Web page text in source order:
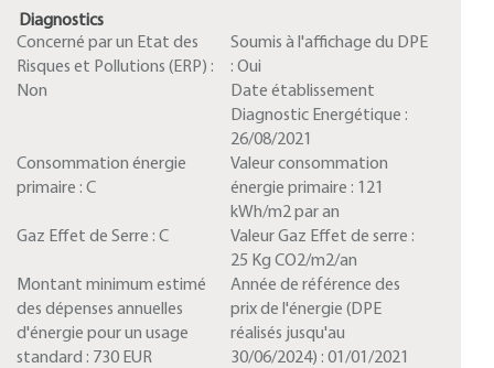
Diagnostics
Concerné par un Etat des
Risques et Pollutions (ERP) :
Non
Soumis à l'affichage du DPE
: Oui
Date établissement
Diagnostic Energétique :
26/08/2021
Consommation énergie
primaire : C
Valeur consommation
énergie primaire : 121
kWh/m2 par an
Gaz Effet de Serre : C
Valeur Gaz Effet de serre :
25 Kg CO2/m2/an
Montant minimum estimé
des dépenses annuelles
d'énergie pour un usage
standard : 730 EUR
Année de référence des
prix de l'énergie (DPE
réalisés jusqu'au
30/06/2024) : 01/01/2021